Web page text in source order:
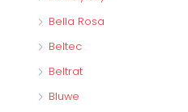
Bella Rosa
Beltec
Beltrat
Bluwe